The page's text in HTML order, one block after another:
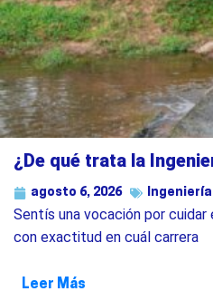
¿De qué trata la
agosto 6, 2026
Sentís una vocación por cuidar
con exactitud en cuál carrera
Leer Más